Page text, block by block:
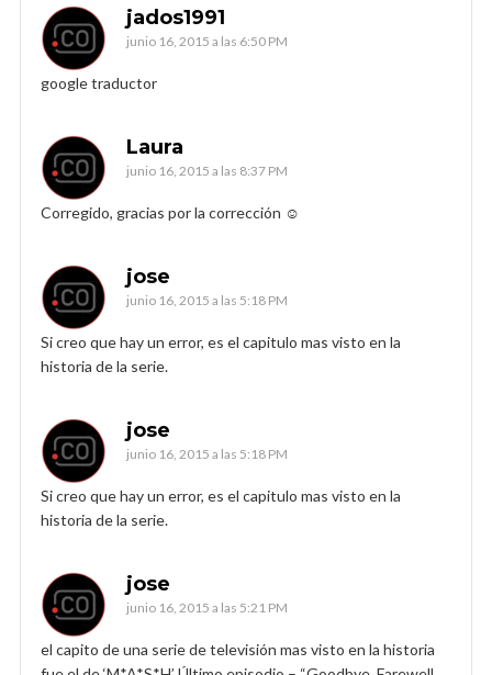
jados1991
junio 16, 2015 a las 6:50 PM
google traductor
Laura
junio 16, 2015 a las 8:37 PM
Corregido, gracias por la corrección ☺️
jose
junio 16, 2015 a las 5:18 PM
Si creo que hay un error, es el capitulo mas visto en la
historia de la serie.
jose
junio 16, 2015 a las 5:18 PM
Si creo que hay un error, es el capitulo mas visto en la
historia de la serie.
jose
junio 16, 2015 a las 5:21 PM
el capito de una serie de televisión mas visto en la historia